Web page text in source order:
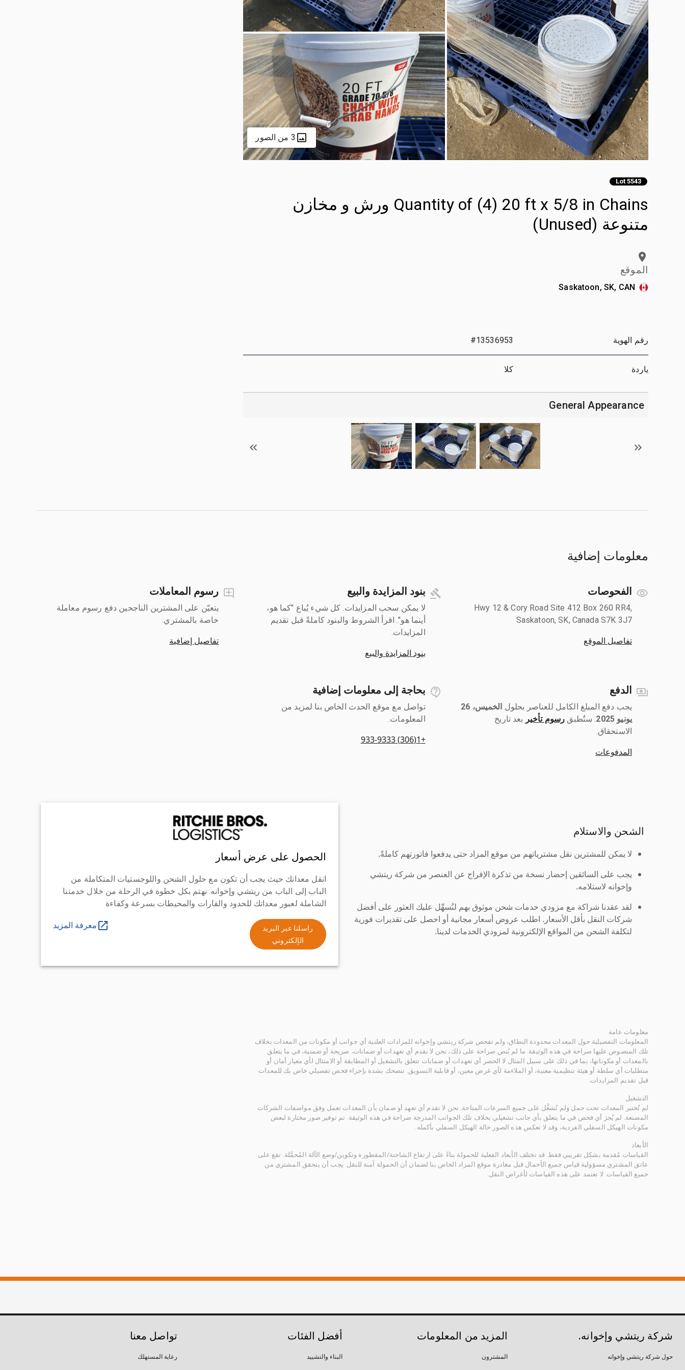
3 من الصور
Lot 5543
Quantity of (4) 20 ft x 5/8 in Chains ورش و مخازن
متنوعة (Unused)
الموقع
Saskatoon, SK, CAN
رقم الهوية #13536953
ياردة كلا
General Appearance
معلومات إضافية
الفحوصات
Hwy 12 & Cory Road Site 412 Box 260 RR4,
Saskatoon, SK, Canada S7K 3J7
تفاصيل الموقع
بنود المزايدة والبيع
لا يمكن سحب المزايدات. كل شيء يُباع "كما هو،
أينما هو". اقرأ الشروط والبنود كاملةً قبل تقديم
المزايدات.
بنود المزايدة والبيع
رسوم المعاملات
يتعيّن على المشترين الناجحين دفع رسوم معاملة
خاصة بالمشتري.
تفاصيل إضافية
الدفع
يجب دفع المبلغ الكامل للعناصر بحلول ‎
الخميس، 26
يونيو 2025
رسوم تأخير بعد تاريخ
الاستحقاق.
المدفوعات
بحاجة إلى معلومات إضافية
تواصل مع موقع الحدث الخاص بنا لمزيد من
المعلومات.
+1(306) 933-9333
الشحن والاستلام
لا يمكن للمشترين نقل مشترياتهم من موقع المزاد حتى يدفعوا فاتورتهم كاملةً.
يجب على السائقين إحضار نسخة من تذكرة الإفراج عن العنصر من شركة ريتشي
وإخوانه لاستلامه.
لقد عقدنا شراكة مع مزودي خدمات شحن موثوق بهم لنُسهِّل عليك العثور على أفضل
شركات النقل بأقل الأسعار. اطلب عروض أسعار مجانية أو احصل على تقديرات فورية
لتكلفة الشحن من المواقع الإلكترونية لمزودي الخدمات لدينا.
الحصول على عرض أسعار
انقل معداتك حيث يجب أن تكون مع حلول الشحن واللوجستيات المتكاملة من
الباب إلى الباب من ريتشي وإخوانه. نهتم بكل خطوة في الرحلة من خلال خدمتنا
الشاملة لعبور معداتك للحدود والقارات والمحيطات بسرعة وكفاءة
راسلنا عبر البريد
الإلكتروني
معرفة المزيد
معلومات عامة
المعلومات التفصيلية حول المعدات محدودة النطاق، ولم تفحص شركة ريتشي وإخوانه للمزادات العلنية أي جوانب أو مكونات من المعدات بخلاف
تلك المنصوص عليها صراحة في هذه الوثيقة. ما لم يُنص صراحة على ذلك، نحن لا نقدم أي تعهدات أو ضمانات، صريحة أو ضمنية، في ما يتعلق
بالمعدات أو مكوناتها، بما في ذلك على سبيل المثال لا الحصر أي تعهدات أو ضمانات تتعلق بالتشغيل أو المطابقة أو الامتثال لأي معيار أمان أو
متطلبات أي سلطة أو هيئة تنظيمية معنية، أو الملاءمة لأي غرض معين، أو قابلية التسويق. ننصحك بشدة بإجراء فحص تفصيلي خاص بك للمعدات
قبل تقديم المزايدات.
التشغيل
لم تُختبر المعدات تحت حمل ولم تُشغَّل على جميع السرعات المتاحة. نحن لا نقدم أي تعهد أو ضمان بأن المعدات تعمل وفق مواصفات الشركات
المصنعة. لم يُجرَ أي فحص في ما يتعلق بأي جانب تشغيلي بخلاف تلك الجوانب المدرجة صراحة في هذه الوثيقة. تم توفير صور مختارة لبعض
مكونات الهيكل السفلي الفردية، وقد لا تعكس هذه الصور حالة الهيكل السفلي بأكمله.
الأبعاد
القياسات مُقدمة بشكل تقريبي فقط. قد تختلف الأبعاد الفعلية للحمولة بناءً على ارتفاع الشاحنة/المقطورة وتكوين/وضع الآلة المُحمَّلة. تقع على
عاتق المشتري مسؤولية قياس جميع الأحمال قبل مغادرة موقع المزاد الخاص بنا لضمان أن الحمولة آمنة للنقل. يجب أن يتحقق المشتري من
جميع القياسات. لا تعتمد على هذه القياسات لأغراض النقل.
شركة ريتشي وإخوانه.
حول شركة ريتشي وإخوانه
المزيد من المعلومات
المشترون
أفضل الفئات
البناء والتشييد
تواصل معنا
رعاية المستهلك